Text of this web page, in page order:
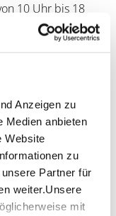
Anzeigen zu
Medien anbieten
Website
zu
Partner für
weiter.Unsere
mit
10 Uhr bis 18
GmbH